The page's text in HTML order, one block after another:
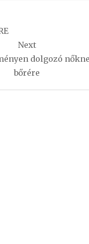
Next
dolgozó
bőrére